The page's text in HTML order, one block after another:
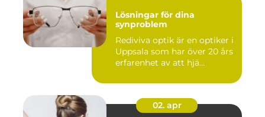
Lösningar för dina
synproblem
Rediviva optik är en optiker i
Uppsala som har över 20 års
erfarenhet av att hjä...
02. apr